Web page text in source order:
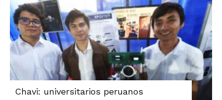
Chavi: universitarios peruanos